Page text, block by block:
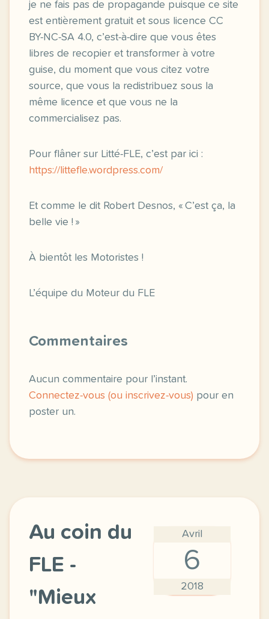
je ne fais pas de propagande puisque ce site
est entièrement gratuit et sous licence CC
BY-NC-SA 4.0, c’est-à-dire que vous êtes
libres de recopier et transformer à votre
guise, du moment que vous citez votre
source, que vous la redistribuez sous la
même licence et que vous ne la
commercialisez pas.
Pour flâner sur Litté-FLE, c’est par ici :
https://littefle.wordpress.com/
Et comme le dit Robert Desnos, « C’est ça, la
belle vie ! »
À bientôt les Motoristes !
L’équipe du Moteur du FLE
Commentaires
Aucun commentaire pour l’instant.
Connectez-vous (ou inscrivez-vous) pour en
poster un.
Avril
6
2018
Au coin du
FLE -
"Mieux